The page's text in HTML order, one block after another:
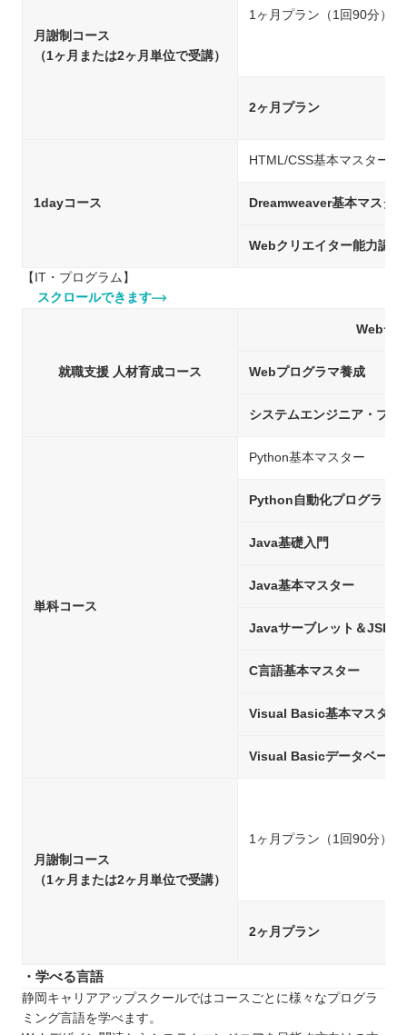
月謝制コース
（1ヶ月または2ヶ月単位で受講）
1ヶ月プラン（1回90分）
2ヶ月プラン
1dayコース
HTML/CSS基本マスター
Dreamweaver基本マスター
Webクリエイター能力認
【IT・プログラム】
スクロールできます
就職支援 人材育成コース
Webデ
Webプログラマ養成
システムエンジニア・プロ
単科コース
Python基本マスター
Python自動化プログラミ
Java基礎入門
Java基本マスター
Javaサーブレット＆JSP基
C言語基本マスター
Visual Basic基本マスター
Visual Basicデータベース
月謝制コース
（1ヶ月または2ヶ月単位で受講）
1ヶ月プラン（1回90分）
2ヶ月プラン
・学べる言語
静岡キャリアアップスクールではコースごとに様々なプログラ
ミング言語を学べます。